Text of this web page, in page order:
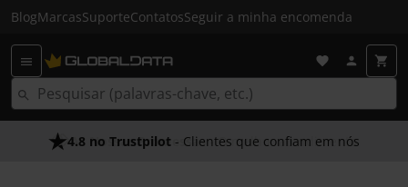
BlogMarcasSuporteContatosSeguir a minha encomenda
4.8 no Trustpilot - Clientes que confiam em nós